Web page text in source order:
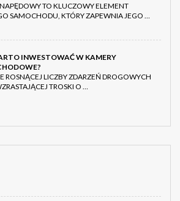
TO KLUCZOWY ELEMENT
SAMOCHODU, KTÓRY ZAPEWNIA JEGO …
INWESTOWAĆ W KAMERY
ROSNĄCEJ LICZBY ZDARZEŃ DROGOWYCH
TROSKI O …